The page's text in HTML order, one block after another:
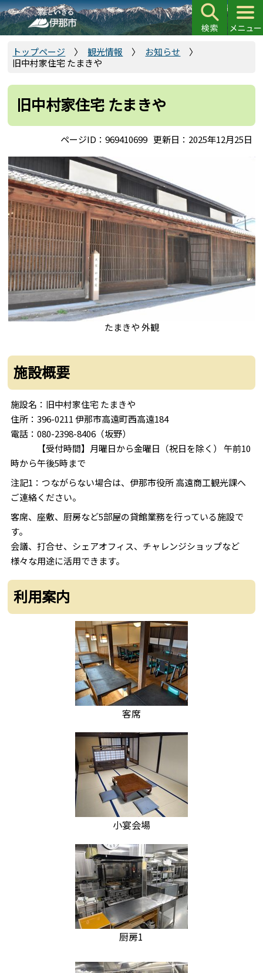
こ
の
ペ
で
トップページ 観光情報
お知らせ
旧中村家住宅 たまきや
旧中村家住宅 たまきや
ページID：969410699 更新日：2025年12月25日
たまきや 外観
施設概要
施設名：旧中村家住宅 たまきや
住所：396-0211 伊那市高遠町西高遠184
電話：080-2398-8406（坂野）
【受付時間】月曜日から金曜日（祝日を除く） 午前10
時から午後5時まで
注記1：つながらない場合は、伊那市役所 高遠商工観光課へ
ご連絡ください。
客席、座敷、厨房など5部屋の貸館業務を行っている施設で
す。
会議、打合せ、シェアオフィス、チャレンジショップなど
様々な用途に活用できます。
利用案内
客席
小宴会場
厨房1